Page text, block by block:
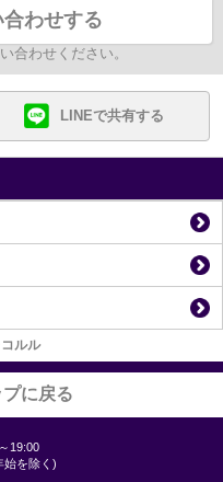
わせする
合わせください。
LINEで共有する
ルル
に戻る
19:00
始を除く)